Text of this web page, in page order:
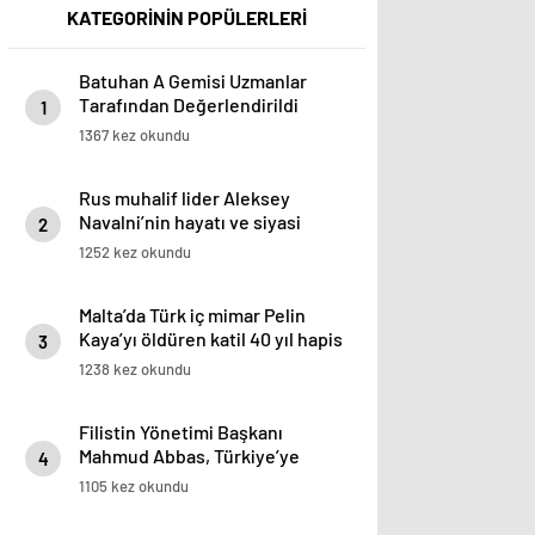
KATEGORİNİN POPÜLERLERİ
1
Batuhan A Gemisi Uzmanlar
Tarafından Değerlendirildi
1367 kez okundu
2
Rus muhalif lider Aleksey
Navalni’nin hayatı ve siyasi
mücadelesi
1252 kez okundu
3
Malta’da Türk iç mimar Pelin
Kaya’yı öldüren katil 40 yıl hapis
cezasına çarptırıldı
1238 kez okundu
4
Filistin Yönetimi Başkanı
Mahmud Abbas, Türkiye’ye
yapacağı ziyarette Gazze’ye
1105 kez okundu